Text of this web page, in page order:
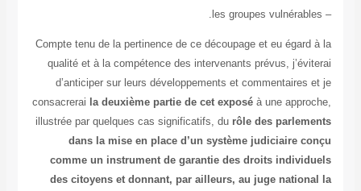
Compte tenu de la pertinence de ce découpage et eu
qualité et à la compétence des intervenants prévus,
d’anticiper sur leurs développements et
consacreraila deuxième partie de cet exposéà une
illustrée par quelques cas significatifs, durôle des
dans la mise en place d’un système judiciaire
comme un instrument de garantie des droits
des citoyens et donnant, par ailleurs, au juge